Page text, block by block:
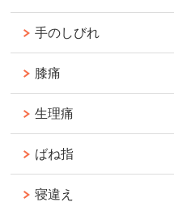
手のしびれ
膝痛
生理痛
ばね指
寝違え